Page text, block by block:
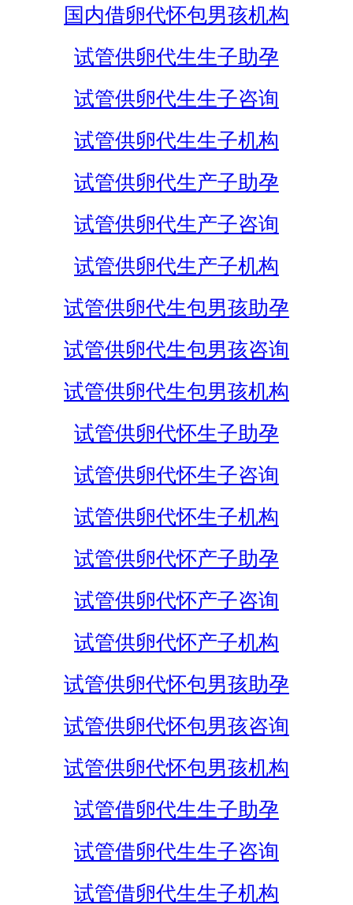
国内借卵代怀包男孩机构
试管供卵代生生子助孕
试管供卵代生生子咨询
试管供卵代生生子机构
试管供卵代生产子助孕
试管供卵代生产子咨询
试管供卵代生产子机构
试管供卵代生包男孩助孕
试管供卵代生包男孩咨询
试管供卵代生包男孩机构
试管供卵代怀生子助孕
试管供卵代怀生子咨询
试管供卵代怀生子机构
试管供卵代怀产子助孕
试管供卵代怀产子咨询
试管供卵代怀产子机构
试管供卵代怀包男孩助孕
试管供卵代怀包男孩咨询
试管供卵代怀包男孩机构
试管借卵代生生子助孕
试管借卵代生生子咨询
试管借卵代生生子机构